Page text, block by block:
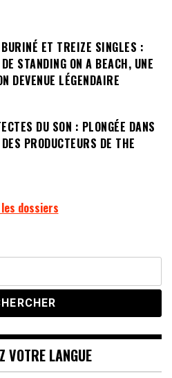
ET TREIZE SINGLES :
STANDING ON A BEACH, UNE
DEVENUE LÉGENDAIRE
DU SON : PLONGÉE DANS
PRODUCTEURS DE THE
dossiers
VOTRE LANGUE